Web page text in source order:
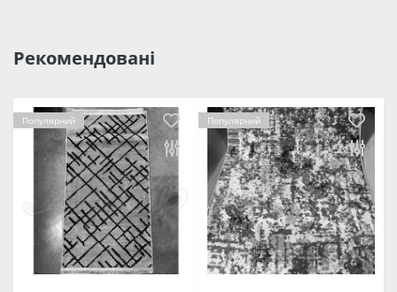
Рекомендовані
Популярний Популярний